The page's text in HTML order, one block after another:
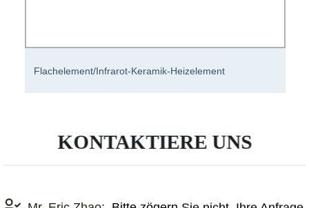
Ferninfrarot-IR-Lampe Keramikheizung für
Haustierkorb Grow Light
KONTAKTIERE UNS